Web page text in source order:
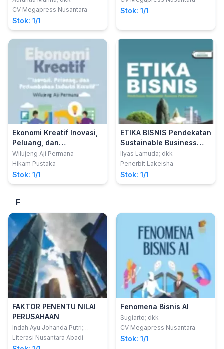
CV Megapress Nusantara
Stok: 1/1
Stok: 1/1
Ekonomi Kreatif Inovasi,
Peluang, dan
Pertumbuhan Industri
Kreatif
Wilujeng Aji Permana
Hikam Pustaka
Stok: 1/1
ETIKA BISNIS Pendekatan
Sustainable Business
Performance
Ilyas Lamuda; dkk
Penerbit Lakeisha
Stok: 1/1
F
FAKTOR PENENTU NILAI
PERUSAHAAN
Indah Ayu Johanda Putri;
Budiyanto; Triyonowati
Literasi Nusantara Abadi
Fenomena Bisnis AI
Sugiarto; dkk
CV Megapress Nusantara
Stok: 1/1